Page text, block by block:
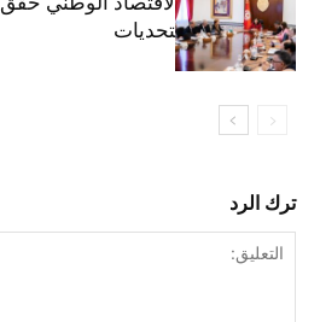
مكاسب رغم التحديات
ترك الرد